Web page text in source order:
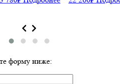
форму ниже: